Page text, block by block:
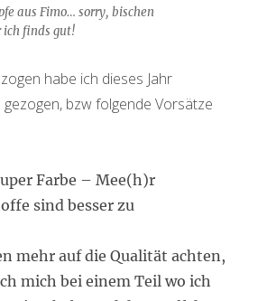
aus Fimo… sorry, bischen
ich finds gut!
habe ich dieses Jahr
bzw folgende Vorsätze
Farbe – Mee(h)r
sind besser zu
mehr auf die Qualität achten,
mich bei einem Teil wo ich